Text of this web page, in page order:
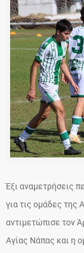
Έξι αναμετρήσεις
για τις ομάδες
αντιμετώπισε τον
Αγίας Νάπας και η